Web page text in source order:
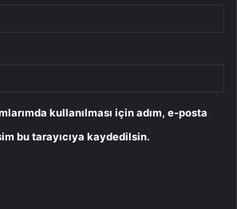
kullanılması için adım, e-posta
bu tarayıcıya kaydedilsin.